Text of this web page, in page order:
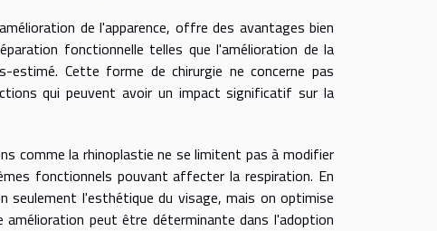
de l'apparence, offre des avantages bien
fonctionnelle telles que l'amélioration de la
Cette forme de chirurgie ne concerne pas
qui peuvent avoir un impact significatif sur la
comme la rhinoplastie ne se limitent pas à modifier
fonctionnels pouvant affecter la respiration. En
l'esthétique du visage, mais on optimise
peut être déterminante dans l'adoption